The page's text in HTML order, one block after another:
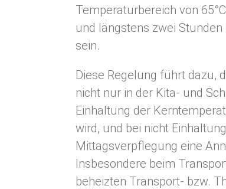
Temperaturbereich von
und längstens zwei
sein.
Diese Regelung führt dazu,
nicht nur in der Kita- und
Einhaltung der
wird, und bei nicht
Mittagsverpflegung eine
Insbesondere beim
beheizten Transport- bzw.